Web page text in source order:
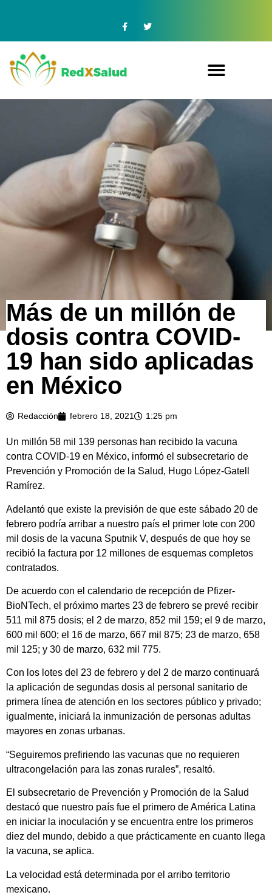
Más de un millón de
dosis contra COVID-
19 han sido aplicadas
en México
Redacción febrero 18, 2021 1:25 pm
Un millón 58 mil 139 personas han recibido la vacuna
contra COVID-19 en México, informó el subsecretario de
Prevención y Promoción de la Salud, Hugo López-Gatell
Ramírez.
Adelantó que existe la previsión de que este sábado 20 de
febrero podría arribar a nuestro país el primer lote con 200
mil dosis de la vacuna Sputnik V, después de que hoy se
recibió la factura por 12 millones de esquemas completos
contratados.
De acuerdo con el calendario de recepción de Pfizer-
BioNTech, el próximo martes 23 de febrero se prevé recibir
511 mil 875 dosis; el 2 de marzo, 852 mil 159; el 9 de marzo,
600 mil 600; el 16 de marzo, 667 mil 875; 23 de marzo, 658
mil 125; y 30 de marzo, 632 mil 775.
Con los lotes del 23 de febrero y del 2 de marzo continuará
la aplicación de segundas dosis al personal sanitario de
primera línea de atención en los sectores público y privado;
igualmente, iniciará la inmunización de personas adultas
mayores en zonas urbanas.
“Seguiremos prefiriendo las vacunas que no requieren
ultracongelación para las zonas rurales”, resaltó.
El subsecretario de Prevención y Promoción de la Salud
destacó que nuestro país fue el primero de América Latina
en iniciar la inoculación y se encuentra entre los primeros
diez del mundo, debido a que prácticamente en cuanto llega
la vacuna, se aplica.
La velocidad está determinada por el arribo territorio
mexicano.